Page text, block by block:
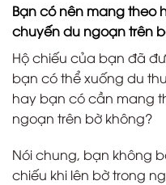
Bạn có nên mang theo
chuyến du ngoạn trên
Hộ chiếu của bạn đã
bạn có thể xuống du
hay bạn có cần mang
ngoạn trên bờ không?
Nói chung, bạn không
chiếu khi lên bờ trong